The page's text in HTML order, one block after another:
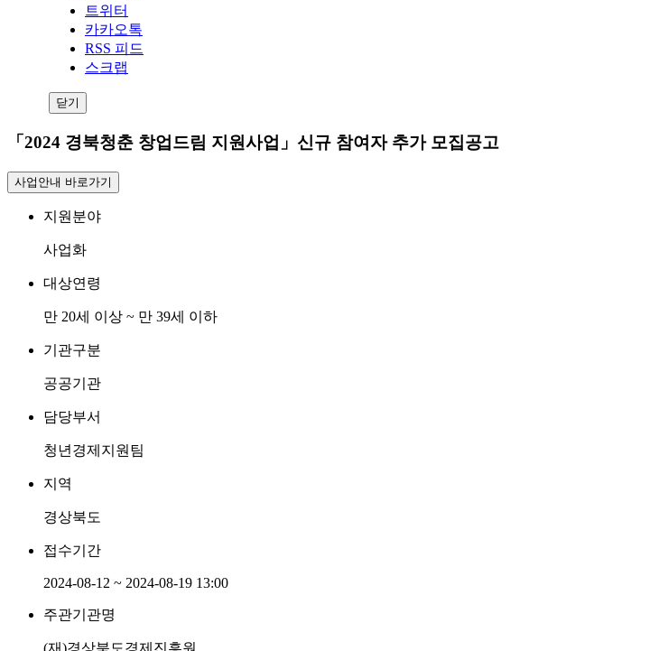
트위터
카카오톡
RSS 피드
스크랩
닫기
「2024 경북청춘 창업드림 지원사업」신규 참여자 추가 모집공고
사업안내 바로가기
지원분야
사업화
대상연령
만 20세 이상 ~ 만 39세 이하
기관구분
공공기관
담당부서
청년경제지원팀
지역
경상북도
접수기간
2024-08-12 ~ 2024-08-19 13:00
주관기관명
(재)경상북도경제진흥원